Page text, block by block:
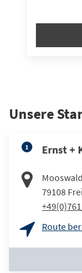
Unsere
1 Ernst +
79108
Route